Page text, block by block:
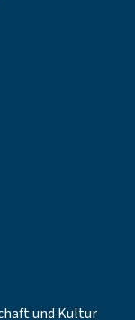
und Kultur